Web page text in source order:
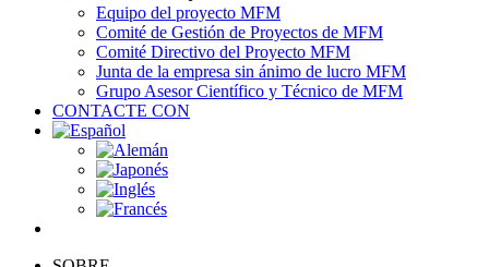
Equipo del proyecto MFM
Comité de Gestión de Proyectos de MFM
Comité Directivo del Proyecto MFM
Junta de la empresa sin ánimo de lucro MFM
Grupo Asesor Científico y Técnico de MFM
CONTACTE CON